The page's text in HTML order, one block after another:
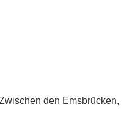
den Emsbrücken,